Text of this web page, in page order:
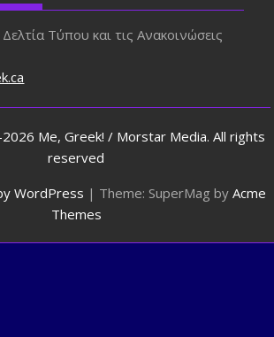
Τύπου και τις Ανακοινώσεις
Me, Greek! / Morstar Media. All rights
reserved
WordPress | Theme: SuperMag by Acme
Themes